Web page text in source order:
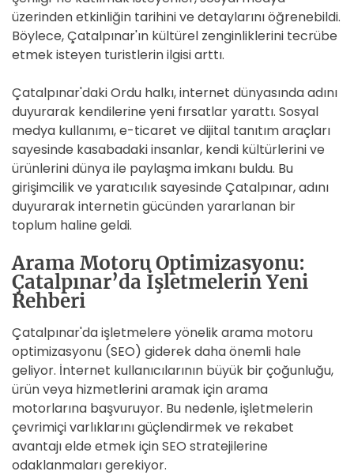
üzerinden etkinliğin tarihini ve detaylarını öğrenebildi.
Böylece, Çatalpınar'ın kültürel zenginliklerini tecrübe
etmek isteyen turistlerin ilgisi arttı.
Çatalpınar'daki Ordu halkı, internet dünyasında adını
duyurarak kendilerine yeni fırsatlar yarattı. Sosyal
medya kullanımı, e-ticaret ve dijital tanıtım araçları
sayesinde kasabadaki insanlar, kendi kültürlerini ve
ürünlerini dünya ile paylaşma imkanı buldu. Bu
girişimcilik ve yaratıcılık sayesinde Çatalpınar, adını
duyurarak internetin gücünden yararlanan bir
toplum haline geldi.
Arama Motoru Optimizasyonu:
Çatalpınar’da İşletmelerin Yeni
Rehberi
Çatalpınar'da işletmelere yönelik arama motoru
optimizasyonu (SEO) giderek daha önemli hale
geliyor. İnternet kullanıcılarının büyük bir çoğunluğu,
ürün veya hizmetlerini aramak için arama
motorlarına başvuruyor. Bu nedenle, işletmelerin
çevrimiçi varlıklarını güçlendirmek ve rekabet
avantajı elde etmek için SEO stratejilerine
odaklanmaları gerekiyor.